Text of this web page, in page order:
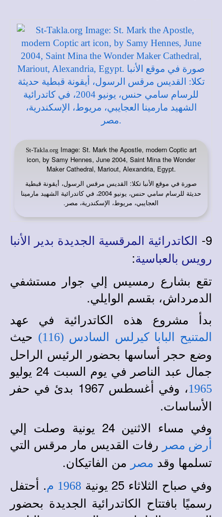
St-Takla.org Image: St. Mark the Apostle, modern Coptic art
icon, by Samy Hennes, June 2004, Saint Mina the Wonder
Maker Cathedral, Mariout, Alexandria, Egypt.
صورة في موقع الأنبا تكلا: القديس مرقس الرسول، أيقونة قبطية
حديثة للرسام سامي حنس، يونيو 2004، في كاتدرائية الشهيد مارمينا
العجايبي، مريوط، الإسكندرية، مصر.
9-
الكاتدرائية المرقسية الجديدة بدير الأنبا
رويس بالعباسية:
تقع بشارع رمسيس إلي جوار مستشفي
الدمرداش، بقسم الوايلي.
بدأ مشروع هذه الكاتدرائية في عهد
المتنيح البابا كيرلس السادس (116)
حيث
وضع حجر أساسها بحضور الرئيس الراحل
جمال عبد الناصر في يوم السبت 24 يوليو
1965
، وفي أغسطس 1967 بدئ في حفر
الأساسات.
وفي مساء الاثنين 24 يونية وصلت إلي
أرض مصر رفات القديس مار مرقس التي
تسلمها وقد مصر
من الفاتيكان.
وفي صباح الثلاثاء 25 يونية
1968 م
. أحتفل
رسميًا بافتتاح الكاتدرائية الجديدة بحضور